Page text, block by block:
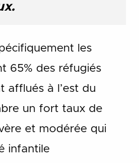
les
65% des réfugiés
afflués à l’est du
un fort taux de
et modérée qui
infantile